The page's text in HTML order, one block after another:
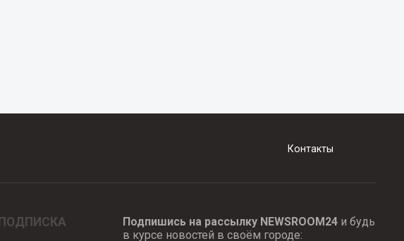
Контакты
ПОДПИСКА Подпишись на рассылку NEWSROOM24и будь
в курсе новостей в своём городе: